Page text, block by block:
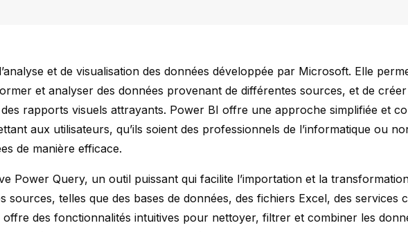
et de visualisation des données développée par Microsoft. Elle
et analyser des données provenant de différentes sources, et de créer
rapports visuels attrayants. Power BI offre une approche simplifiée et
aux utilisateurs, qu’ils soient des professionnels de l’informatique ou
de manière efficace.
Power Query, un outil puissant qui facilite l’importation et la
sources, telles que des bases de données, des fichiers Excel, des services
offre des fonctionnalités intuitives pour nettoyer, filtrer et combiner les